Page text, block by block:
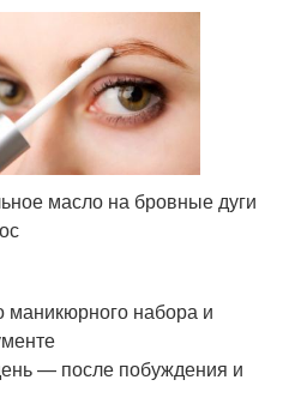
масло на бровные дуги
маникюрного набора и
— после побуждения и